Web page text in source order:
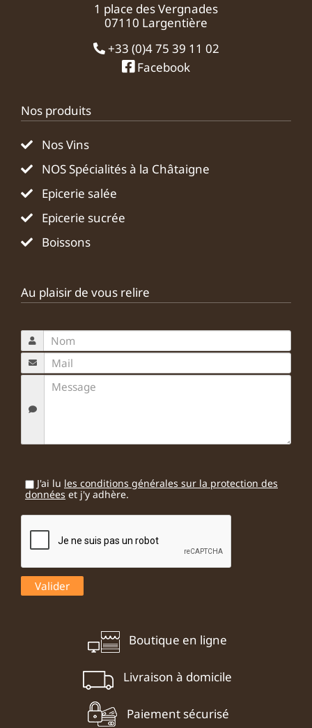
1 place des Vergnades
07110 Largentière
+33 (0)4 75 39 11 02
Facebook
Nos produits
Nos Vins
NOS Spécialités à la Châtaigne
Epicerie salée
Epicerie sucrée
Boissons
Au plaisir de vous relire
J'ai lu les conditions générales sur la protection des
données et j'y adhère.
Boutique en ligne
Livraison à domicile
Paiement sécurisé